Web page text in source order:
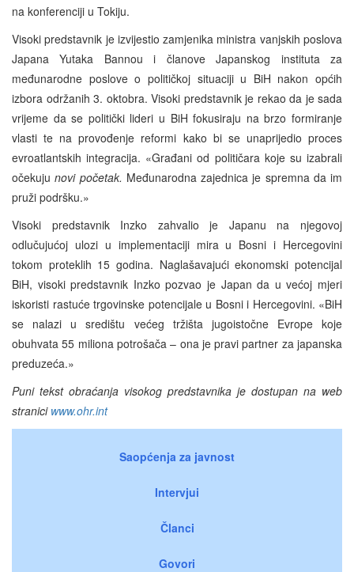
na konferenciji u Tokiju.
Visoki predstavnik je izvijestio zamjenika ministra vanjskih poslova
Japana Yutaka Bannou i članove Japanskog instituta za
međunarodne poslove o političkoj situaciji u BiH nakon općih
izbora održanih 3. oktobra. Visoki predstavnik je rekao da je sada
vrijeme da se politički lideri u BiH fokusiraju na brzo formiranje
vlasti te na provođenje reformi kako bi se unaprijedio proces
evroatlantskih integracija. «Građani od političara koje su izabrali
očekujunovi početak. Međunarodna zajednica je spremna da im
pruži podršku.»
Visoki predstavnik Inzko zahvalio je Japanu na njegovoj
odlučujućoj ulozi u implementaciji mira u Bosni i Hercegovini
tokom proteklih 15 godina. Naglašavajući ekonomski potencijal
BiH, visoki predstavnik Inzko pozvao je Japan da u većoj mjeri
iskoristi rastuće trgovinske potencijale u Bosni i Hercegovini. «BiH
se nalazi u središtu većeg tržišta jugoistočne Evrope koje
obuhvata 55 miliona potrošača – ona je pravi partner za japanska
preduzeća.»
Puni tekst obraćanja visokog predstavnika je dostupan na web
stranici www.ohr.int
Saopćenja za javnost
Intervjui
Članci
Govori